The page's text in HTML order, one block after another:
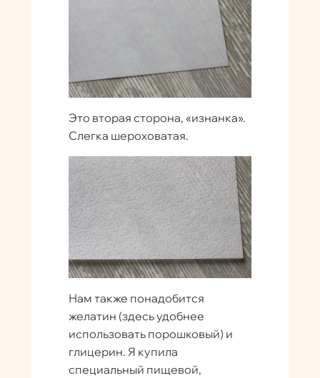
Это вторая сторона, «изнанка».
Слегка шероховатая.
Нам также понадобится
желатин (здесь удобнее
использовать порошковый) и
глицерин. Я купила
специальный пищевой,